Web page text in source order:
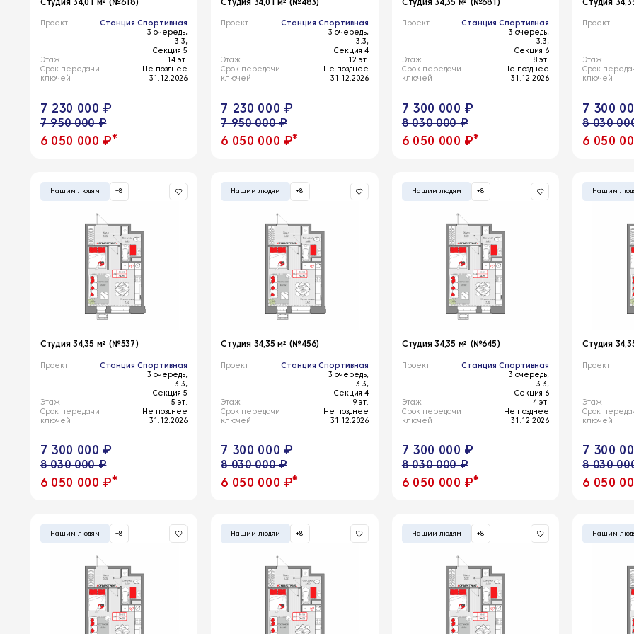
Проект
Станция Спортивная
3 очередь,
3.3,
Секция 5
Этаж
14 эт.
Срок передачи
ключей
Не позднее
31.12.2026
7 230 000 ₽
7 950 000 ₽
6 050 000 ₽*
Проект
Станция Спортивная
3 очередь,
3.3,
Секция 4
Этаж
12 эт.
Срок передачи
ключей
Не позднее
31.12.2026
7 230 000 ₽
7 950 000 ₽
6 050 000 ₽*
Проект
Станция Спортивная
3 очередь,
3.3,
Секция 6
Этаж
8 эт.
Срок передачи
ключей
Не позднее
31.12.2026
7 300 000 ₽
8 030 000 ₽
6 050 000 ₽*
Проект
Этаж
Срок
ключей
7 300
8 030
6 050
Нашим людям +8
Студия 34,35 м² (№537)
Проект
Станция Спортивная
3 очередь,
3.3,
Секция 5
Этаж
5 эт.
Срок передачи
ключей
Не позднее
31.12.2026
7 300 000 ₽
8 030 000 ₽
6 050 000 ₽*
Нашим людям +8
Студия 34,35 м² (№456)
Проект
Станция Спортивная
3 очередь,
3.3,
Секция 4
Этаж
9 эт.
Срок передачи
ключей
Не позднее
31.12.2026
7 300 000 ₽
8 030 000 ₽
6 050 000 ₽*
Нашим людям +8
Студия 34,35 м² (№645)
Проект
Станция Спортивная
3 очередь,
3.3,
Секция 6
Этаж
4 эт.
Срок передачи
ключей
Не позднее
31.12.2026
7 300 000 ₽
8 030 000 ₽
6 050 000 ₽*
Нашим
Студия
Проект
Этаж
Срок
ключей
7 300
8 030
6 050
Нашим людям +8 Нашим людям +8 Нашим людям +8 Нашим